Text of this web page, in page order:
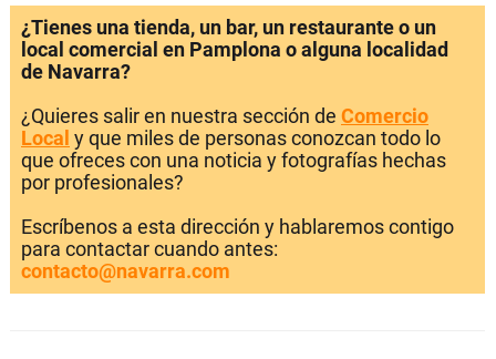
¿Tienes una tienda, un bar, un restaurante o un
local comercial en Pamplona o alguna localidad
de Navarra?
¿Quieres salir en nuestra sección de Comercio
Local y que miles de personas conozcan todo lo
que ofreces con una noticia y fotografías hechas
por profesionales?
Escríbenos a esta dirección y hablaremos contigo
para contactar cuando antes:
contacto@navarra.com